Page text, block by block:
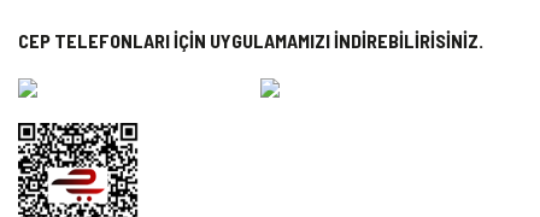
CEP TELEFONLARI İÇİN UYGULAMAMIZI İNDİREBİLİRİSİNİZ.